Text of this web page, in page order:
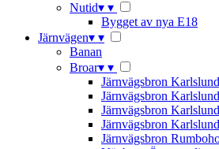
Nutid▾ ▾
Bygget av nya E18
Järnvägen▾ ▾
Banan
Broar▾ ▾
Järnvägsbron
Järnvägsbron
Järnvägsbron
Järnvägsbron
Järnvägsbron